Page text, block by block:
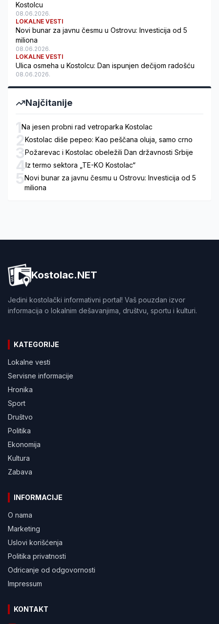
Kostolcu
08.06.2026.
LOKALNE VESTI
Novi bunar za javnu česmu u Ostrovu: Investicija od 5
miliona
08.06.2026.
LOKALNE VESTI
Ulica osmeha u Kostolcu: Dan ispunjen dečijom radošću
08.06.2026.
Najčitanije
1Na jesen probni rad vetroparka Kostolac
2Kostolac diše pepeo: Kao peščana oluja, samo crno
3Požarevac i Kostolac obeležili Dan državnosti Srbije
4Iz termo sektora „TE-KO Kostolac“
5Novi bunar za javnu česmu u Ostrovu: Investicija od 5
miliona
Kostolac.NET
Jedini kostolački informativni portal! Vaš pouzdan izvor
informacija o lokalnim dešavanjima, društvu, sportu i kulturi.
KATEGORIJE
Lokalne vesti
Servisne informacije
Hronika
Sport
Društvo
Politika
Ekonomija
Kultura
Zabava
INFORMACIJE
O nama
Marketing
Uslovi korišćenja
Politika privatnosti
Odricanje od odgovornosti
Impressum
KONTAKT